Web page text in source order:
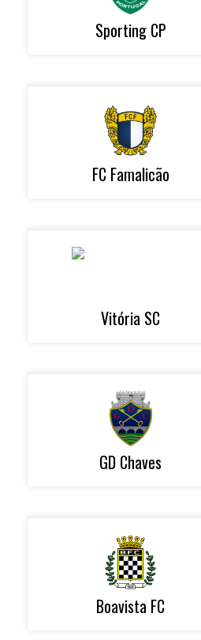
Sporting CP
FC Famalicão
Vitória SC
GD Chaves
Boavista FC